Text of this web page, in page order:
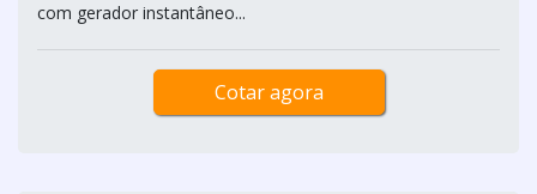
com gerador instantâneo...
Cotar agora